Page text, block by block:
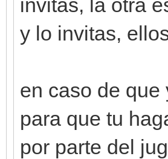
invitas, la otra
y lo invitas,
en caso de
para que tu
por parte del